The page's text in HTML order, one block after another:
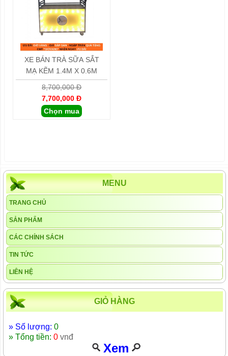
XE BÁN TRÀ SỮA SẮT
MẠ KẼM 1.4M X 0.6M
8,700,000 Đ
7,700,000 Đ
Chọn mua
MENU
TRANG CHỦ
SẢN PHẨM
CÁC CHÍNH SÁCH
TIN TỨC
LIÊN HỆ
GIỎ HÀNG
» Số lượng: 0
» Tổng tiền: 0 vnđ
Xem